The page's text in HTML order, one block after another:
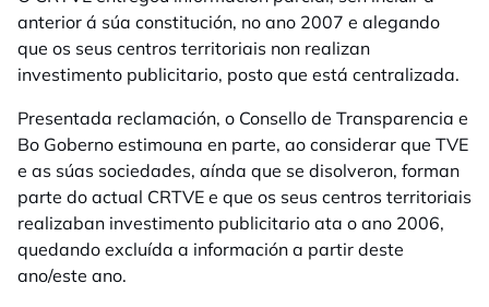
anterior á súa constitución, no ano 2007 e alegando
que os seus centros territoriais non realizan
investimento publicitario, posto que está centralizada.
Presentada reclamación, o Consello de Transparencia e
Bo Goberno estimouna en parte, ao considerar que TVE
e as súas sociedades, aínda que se disolveron, forman
parte do actual CRTVE e que os seus centros territoriais
realizaban investimento publicitario ata o ano 2006,
quedando excluída a información a partir deste
ano/este ano.